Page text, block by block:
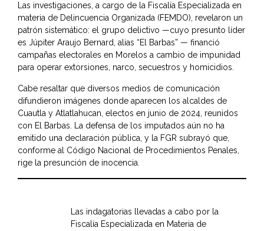
Las investigaciones, a cargo de la Fiscalía Especializada en
materia de Delincuencia Organizada (FEMDO), revelaron un
patrón sistemático: el grupo delictivo —cuyo presunto líder
es Júpiter Araujo Bernard, alias “El Barbas” — financió
campañas electorales en Morelos a cambio de impunidad
para operar extorsiones, narco, secuestros y homicidios.
Cabe resaltar que diversos medios de comunicación
difundieron imágenes donde aparecen los alcaldes de
Cuautla y Atlatlahucan, electos en junio de 2024, reunidos
con El Barbas. La defensa de los imputados aún no ha
emitido una declaración pública, y la FGR subrayó que,
conforme al Código Nacional de Procedimientos Penales,
rige la presunción de inocencia.
Las indagatorias llevadas a cabo por la
Fiscalía Especializada en Materia de